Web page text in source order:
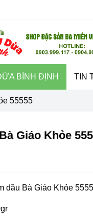
BÌNH ĐỊNH TIN
55555
Giáo Khỏe
dầu Bà Giáo Khỏe